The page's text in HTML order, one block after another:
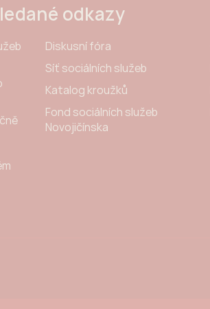
odkazy
Diskusní fóra
Síť sociálních služeb
Katalog kroužků
Fond sociálních služeb
Novojičínska